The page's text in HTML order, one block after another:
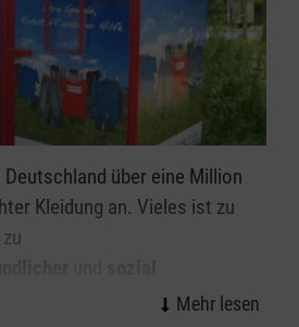
über eine Million
Kleidung an. Vieles ist zu
ist es, aussortierte und